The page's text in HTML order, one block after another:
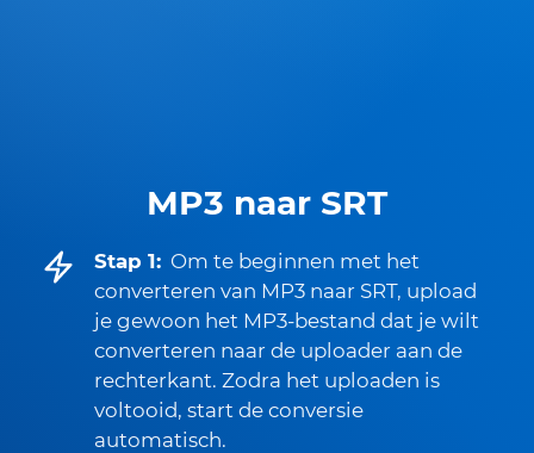
MP3 naar SRT
Stap 1: Om te beginnen met het
converteren van MP3 naar SRT, upload
je gewoon het MP3-bestand dat je wilt
converteren naar de uploader aan de
rechterkant. Zodra het uploaden is
voltooid, start de conversie
automatisch.